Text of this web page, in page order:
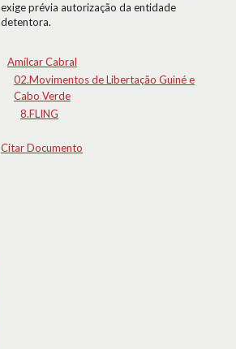
exige prévia autorização da entidade
detentora.
Amílcar Cabral
02.Movimentos de Libertação Guiné e
Cabo Verde
8.FLING
Citar Documento